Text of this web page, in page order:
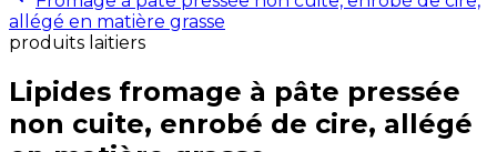
allégé en matière grasse
produits laitiers
Lipides fromage à pâte pressée
non cuite, enrobé de cire, allégé